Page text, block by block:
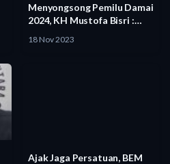
Menyongsong Pemilu Damai
2024, KH Mustofa Bisri :…
18 Nov 2023
Ajak Jaga Persatuan, BEM